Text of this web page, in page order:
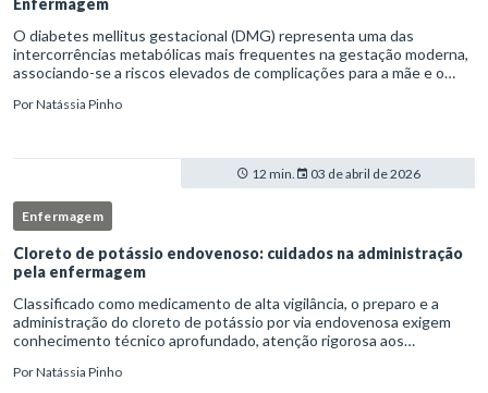
Enfermagem
O diabetes mellitus gestacional (DMG) representa uma das
intercorrências metabólicas mais frequentes na gestação moderna,
associando-se a riscos elevados de complicações para a mãe e o
enferm
PorNatássia Pinho
12 min. 03 de abril de 2026
Enfermagem
Cloreto de potássio endovenoso: cuidados na administração
pela enfermagem
Classificado como medicamento de alta vigilância, o preparo e a
administração do cloreto de potássio por via endovenosa exigem
conhecimento técnico aprofundado, atenção rigorosa aos
enfermag
PorNatássia Pinho